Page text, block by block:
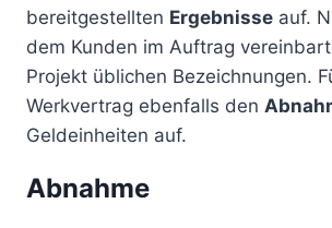
bereitgestellten Ergebnisse auf.
dem Kunden im Auftrag
Projekt üblichen Bezeichnungen.
Werkvertrag ebenfalls den
Geldeinheiten auf.
Abnahme